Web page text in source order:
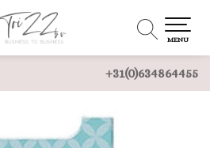
+31(0)634864455
MENU